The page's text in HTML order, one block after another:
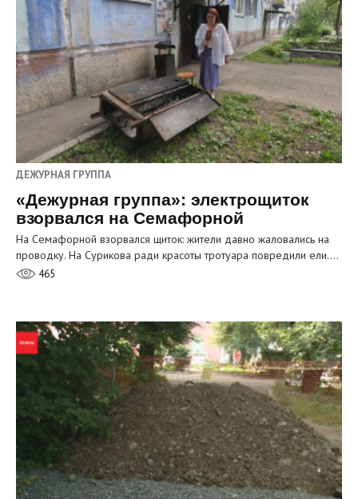
ДЕЖУРНАЯ ГРУППА
«Дежурная группа»: электрощиток
взорвался на Семафорной
На Семафорной взорвался щиток: жители давно жаловались на
проводку. На Сурикова ради красоты тротуара повредили ели.…
465